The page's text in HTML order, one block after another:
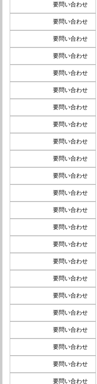
要問い合わせ
要問い合わせ
要問い合わせ
要問い合わせ
要問い合わせ
要問い合わせ
要問い合わせ
要問い合わせ
要問い合わせ
要問い合わせ
要問い合わせ
要問い合わせ
要問い合わせ
要問い合わせ
要問い合わせ
要問い合わせ
要問い合わせ
要問い合わせ
要問い合わせ
要問い合わせ
要問い合わせ
要問い合わせ
要問い合わせ